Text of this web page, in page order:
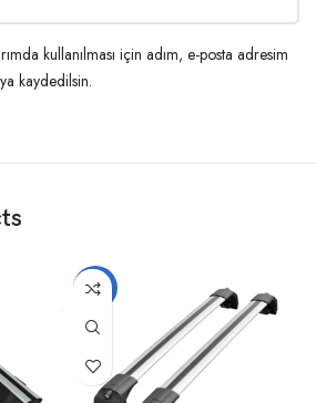
kullanılması için adım, e-posta adresim
kaydedilsin.
-14%